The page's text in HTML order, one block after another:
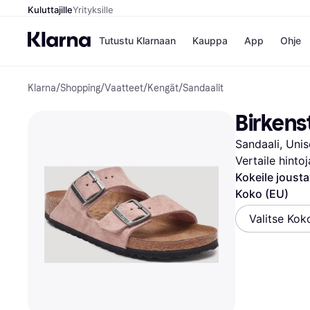
KuluttajilleYrityksille
Tutustu Klarnaan Kauppa
Gigantti
H&M
Peten
Wolt
App Ohje
Klarna/Shopping/Vaatteet/Kengät/Sandaalit
Sandaali,
Vertaile
Kokeile
Koko (EU)
Valitse